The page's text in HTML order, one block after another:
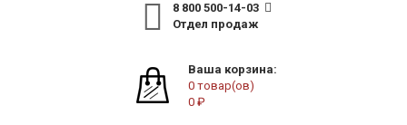
8 800 500-14-03
Отдел продаж
Ваша корзина:
0 товар(ов)
0 ₽